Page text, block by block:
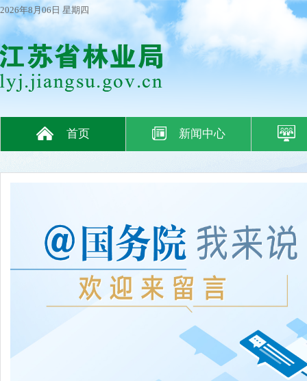
2026年8月06日 星期四
首页 新闻中心